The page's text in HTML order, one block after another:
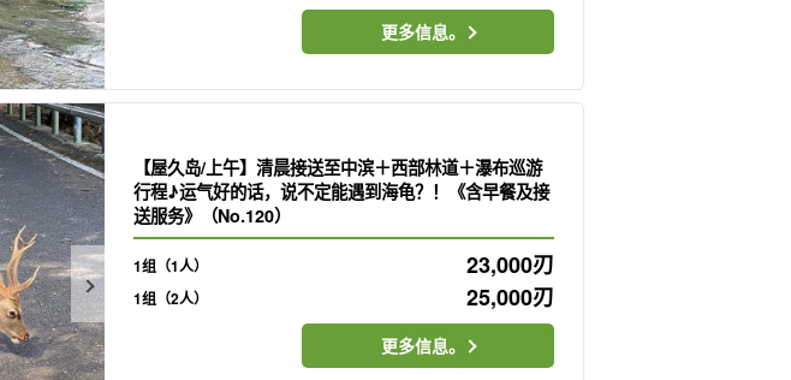
更多信息。
【屋久岛/上午】清晨接送至中滨＋西部林道＋瀑布巡游
行程♪运气好的话，说不定能遇到海龟？！《含早餐及接
送服务》（No.120）
1组（1人） 23,000刃
1组（2人） 25,000刃
更多信息。